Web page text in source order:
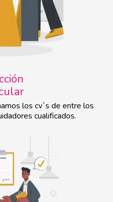
los cv´s de entre los
cualificados.